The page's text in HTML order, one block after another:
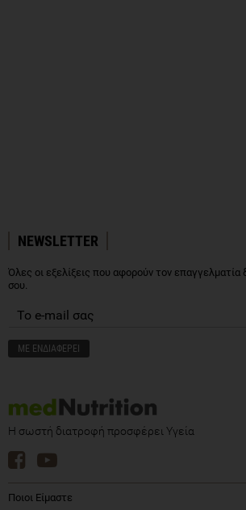
NEWSLETTER
Όλες οι εξελίξεις που αφορούν τον επαγγελματία
σου.
Η σωστή διατροφή προσφέρει Υγεία
Ποιοι Είμαστε